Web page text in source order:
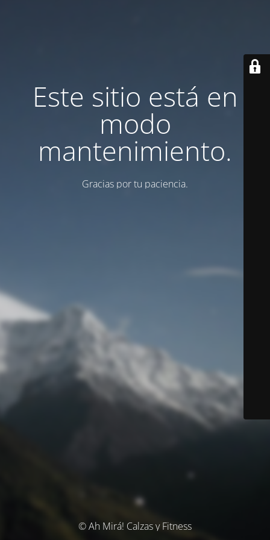
Este sitio está en
modo
mantenimiento.
Gracias por tu paciencia.
© Ah Mirá! Calzas y Fitness